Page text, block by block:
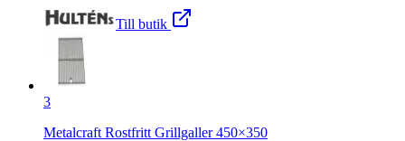
Till butik
3
Metalcraft Rostfritt Grillgaller 450×350